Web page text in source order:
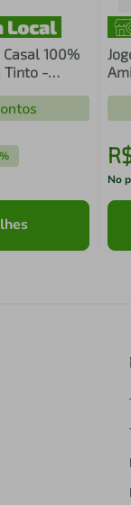
100%
Tinto -
No